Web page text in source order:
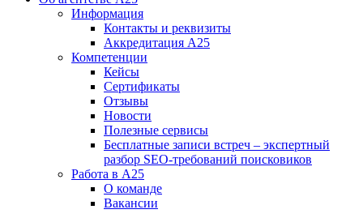
Информация
Контакты и реквизиты
Аккредитация А25
Компетенции
Кейсы
Сертификаты
Отзывы
Новости
Полезные сервисы
Бесплатные записи встреч – экспертный
разбор SEO-требований поисковиков
Работа в А25
О команде
Вакансии